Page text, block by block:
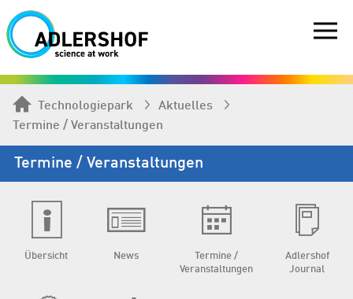
Technologiepark
Aktuelles
Termine / Veranstaltungen
Termine / Veranstaltungen
Übersicht News
Termine /
Veranstaltungen
Adlershof
Journal